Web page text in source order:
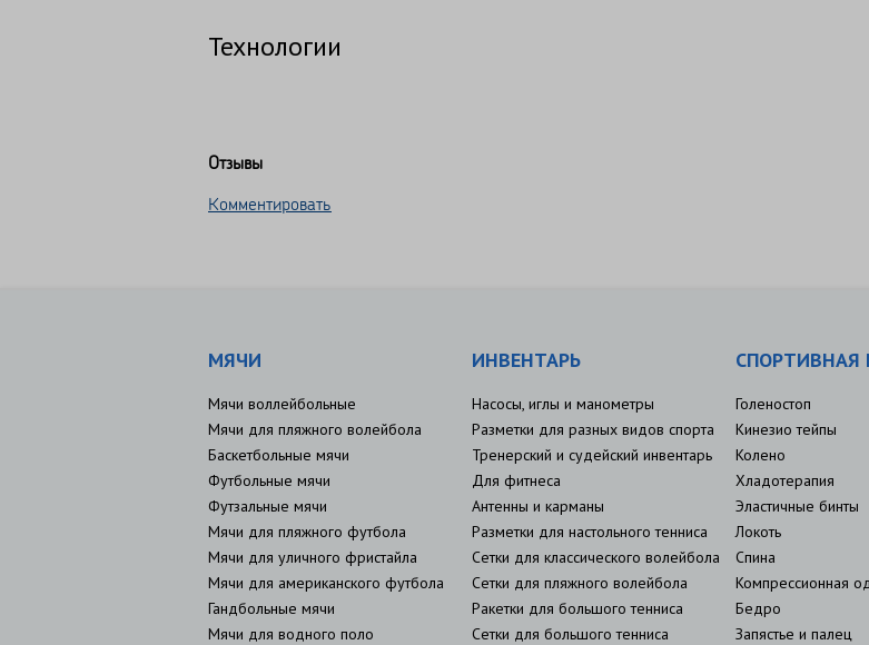
Технологии
Отзывы
Комментировать
МЯЧИ
Мячи воллейбольные
Мячи для пляжного волейбола
Баскетбольные мячи
Футбольные мячи
Футзальные мячи
Мячи для пляжного футбола
Мячи для уличного фристайла
Мячи для американского футбола
Гандбольные мячи
Мячи для водного поло
ИНВЕНТАРЬ
Насосы, иглы и манометры
Разметки для разных видов спорта
Тренерский и судейский инвентарь
Для фитнеса
Антенны и карманы
Разметки для настольного тенниса
Сетки для классического волейбола
Сетки для пляжного волейбола
Ракетки для большого тенниса
Сетки для большого тенниса
Голеностоп
Кинезио тейпы
Колено
Хладотерапия
Эластичные бинты
Локоть
Спина
Компрессионная
Бедро
Запястье и палец